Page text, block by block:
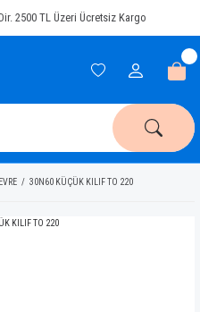
2500 TL Üzeri Ücretsiz Kargo
30N60 KÜÇÜK KILIF TO 220